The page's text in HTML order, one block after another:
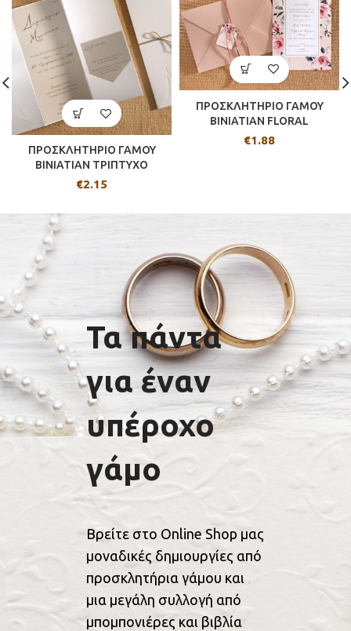
ΠΡΟΣΚΛΗΤΗΡΙΟ ΓΑΜΟΥ
BINIATIAN ΤΡΙΠΤΥΧΟ
€2.15
ΠΡΟΣΚΛΗΤΗΡΙΟ ΓΑΜΟΥ
BINIATIAN FLORAL
€1.88
Τα πάντα
για έναν
υπέροχο
γάμο
Βρείτε στο Online Shop μας
μοναδικές δημιουργίες από
προσκλητήρια γάμου και
μια μεγάλη συλλογή από
μπομπονιέρες και βιβλία